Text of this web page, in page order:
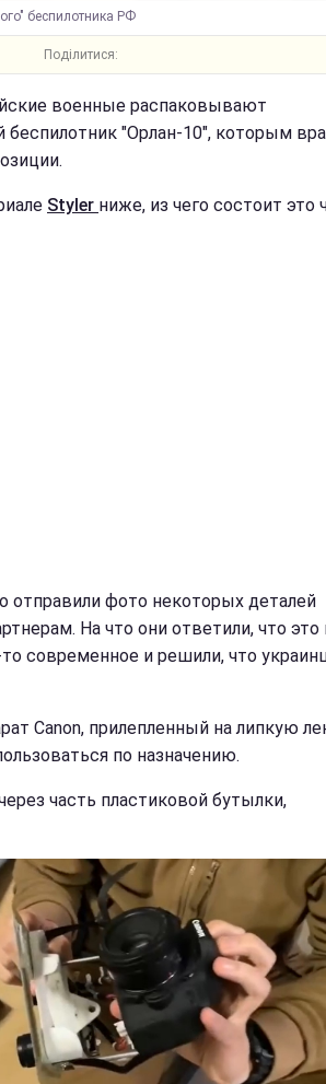
беспилотника РФ
Поділитися:
военные распаковывают
"Орлан-10", которым
Styler ниже, из чего состоит это
отправили фото некоторых деталей
На что они ответили, что это
современное и решили, что
Canon, прилепленный на липкую
по назначению.
часть пластиковой бутылки,